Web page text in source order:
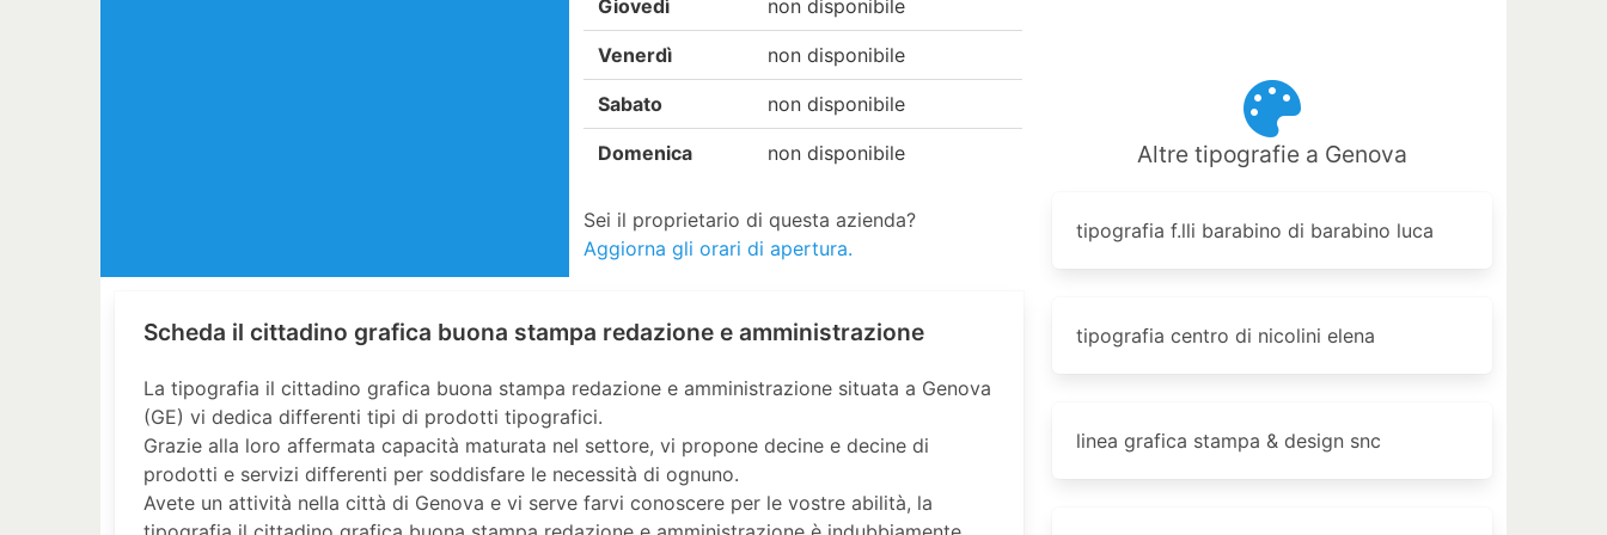
Giovedì non disponibile
Venerdì non disponibile
Sabato non disponibile
Domenica non disponibile
Sei il proprietario di questa azienda?
Aggiorna gli orari di apertura.
Scheda il cittadino grafica buona stampa redazione e amministrazione
La tipografia il cittadino grafica buona stampa redazione e amministrazione situata a Genova
(GE) vi dedica differenti tipi di prodotti tipografici.
Grazie alla loro affermata capacità maturata nel settore, vi propone decine e decine di
prodotti e servizi differenti per soddisfare le necessità di ognuno.
Avete un attività nella città di Genova e vi serve farvi conoscere per le vostre abilità, la
Altre tipografie a Genova
tipografia f.lli barabino di barabino luca
tipografia centro di nicolini elena
linea grafica stampa & design snc